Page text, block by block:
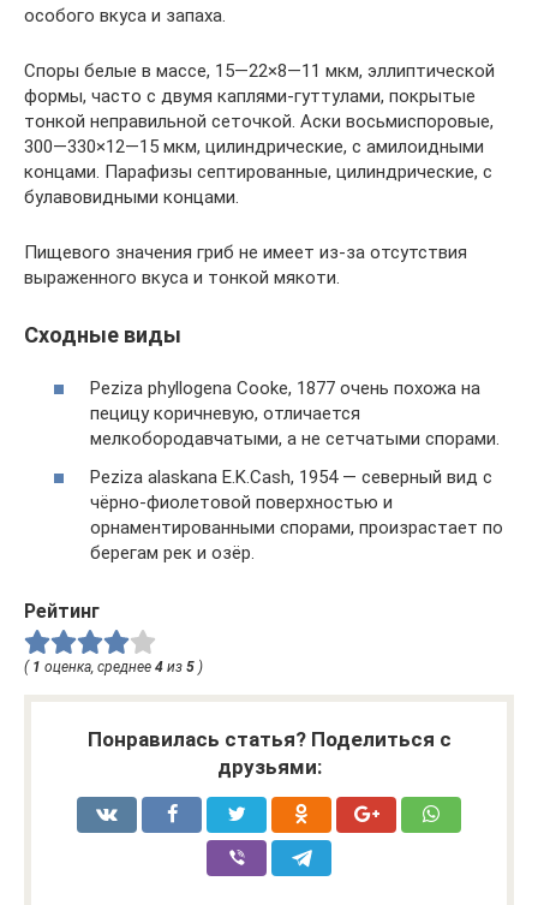
особого вкуса и запаха.
Споры белые в массе, 15—22×8—11 мкм, эллиптической
формы, часто с двумя каплями-гуттулами, покрытые
тонкой неправильной сеточкой. Аски восьмиспоровые,
300—330×12—15 мкм, цилиндрические, с амилоидными
концами. Парафизы септированные, цилиндрические, с
булавовидными концами.
Пищевого значения гриб не имеет из-за отсутствия
выраженного вкуса и тонкой мякоти.
Сходные виды
Peziza phyllogena Cooke, 1877 очень похожа на
пецицу коричневую, отличается
мелкобородавчатыми, а не сетчатыми спорами.
Peziza alaskana E.K.Cash, 1954 — северный вид с
чёрно-фиолетовой поверхностью и
орнаментированными спорами, произрастает по
берегам рек и озёр.
Рейтинг
( 1 оценка, среднее 4 из 5 )
Понравилась статья? Поделиться с
друзьями: